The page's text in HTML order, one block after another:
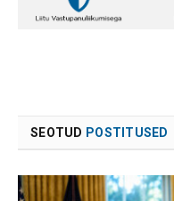
SEOTUD POSTITUSED